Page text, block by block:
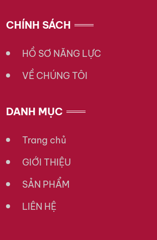
CHÍNH SÁCH
HỒ SƠ NĂNG LỰC
VỀ CHÚNG TÔI
DANH MỤC
Trang chủ
GIỚI THIỆU
SẢN PHẨM
LIÊN HỆ